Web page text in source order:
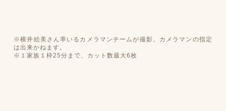
※横井絵美さん率いるカメラマンチームが撮影。カメラマンの指定
は出来かねます。
※１家族１枠25分まで、カット数最大6枚